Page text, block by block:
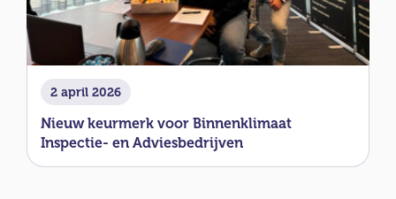
2 april 2026
Nieuw keurmerk voor Binnenklimaat
Inspectie- en Adviesbedrijven